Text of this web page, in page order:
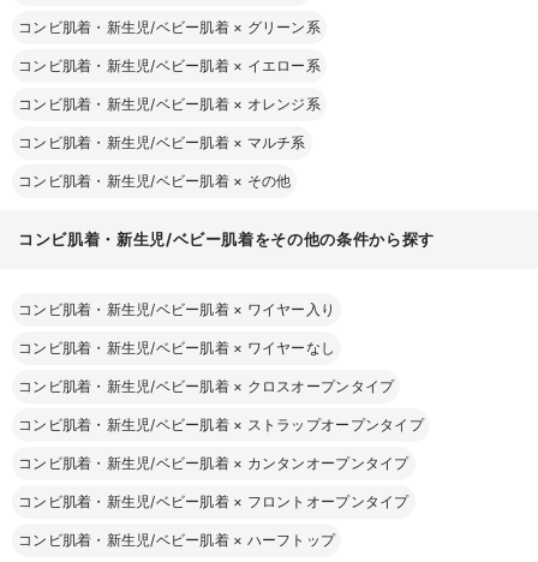
コンビ肌着・新生児/ベビー肌着 × グリーン系
コンビ肌着・新生児/ベビー肌着 × イエロー系
コンビ肌着・新生児/ベビー肌着 × オレンジ系
コンビ肌着・新生児/ベビー肌着 × マルチ系
コンビ肌着・新生児/ベビー肌着 × その他
コンビ肌着・新生児/ベビー肌着をその他の条件から探す
コンビ肌着・新生児/ベビー肌着 × ワイヤー入り
コンビ肌着・新生児/ベビー肌着 × ワイヤーなし
コンビ肌着・新生児/ベビー肌着 × クロスオープンタイプ
コンビ肌着・新生児/ベビー肌着 × ストラップオープンタイプ
コンビ肌着・新生児/ベビー肌着 × カンタンオープンタイプ
コンビ肌着・新生児/ベビー肌着 × フロントオープンタイプ
コンビ肌着・新生児/ベビー肌着 × ハーフトップ